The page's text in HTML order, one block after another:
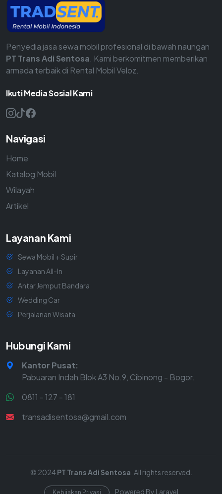
Penyedia jasa sewa mobil profesional di bawah naungan
PT Trans Adi Sentosa . Kami berkomitmen memberikan
armada terbaik di Rental Mobil Veloz.
Ikuti Media Sosial Kami
Navigasi
Home
Katalog Mobil
Wilayah
Artikel
Layanan Kami
Sewa Mobil + Supir
Layanan All-In
Antar Jemput Bandara
Wedding Car
Perjalanan Wisata
Hubungi Kami
Kantor Pusat:
Pabuaran Indah Blok A3 No.9, Cibinong - Bogor.
0811 - 127 - 181
transadisentosa@gmail.com
© 2024 PT Trans Adi Sentosa . All rights reserved.
Kebijakan Privasi Powered By Laravel